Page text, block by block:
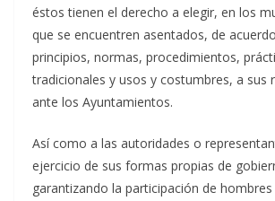
éstos tienen el derecho a elegir, en los
que se encuentren asentados, de
principios, normas, procedimientos,
tradicionales y usos y costumbres, a sus
ante los Ayuntamientos.
Así como a las autoridades o
ejercicio de sus formas propias de
garantizando la participación de